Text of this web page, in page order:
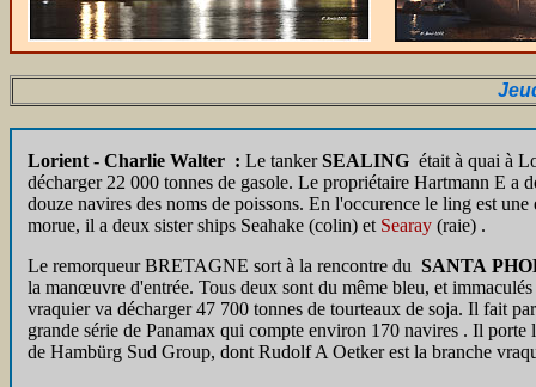
Lorient - Charlie Walter : Le tankerSEALING était à quai à
décharger 22 000 tonnes de gasole. Le propriétaire Hartmann E a
douze navires des noms de poissons. En l'occurence le ling est une
morue, il a deux sister ships Seahake (colin) et Searay (raie) .
Le remorqueur BRETAGNE sort à la rencontre du SANTA
la manœuvre d'entrée. Tous deux sont du même bleu, et
vraquier va décharger 47 700 tonnes de tourteaux de soja. Il fait
grande série de Panamax qui compte environ 170 navires . Il porte
de Hambürg Sud Group, dont Rudolf A Oetker est la branche